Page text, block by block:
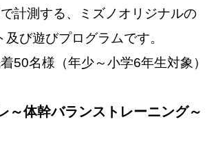
計測する、ミズノオリジナルの
及び遊びプログラムです。
50名様（年少～小学6年生対象）
～体幹バランストレーニング～